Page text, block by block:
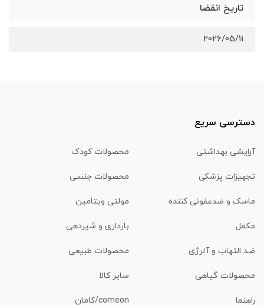
تاریخ انقضا
2026/05/11
دسترسی سریع
آرایشی بهداشتی محصولات کودک
تجهیزات پزشکی محصولات جنسی
ماسک و ضدعفونی کننده مولتی ویتامین
مکمل بارداری و شیردهی
ضد التهاب و آلرژی محصولات طبیعی
محصولات گیاهی سایر کالا
راهنما comeon/کامان